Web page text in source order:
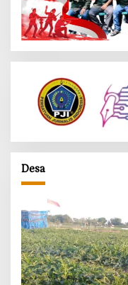
Desa